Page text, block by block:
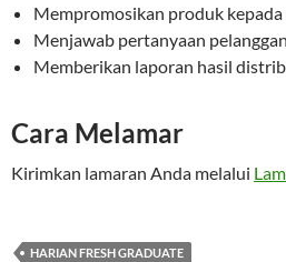
Mempromosikan produk kepada
Menjawab pertanyaan
Memberikan laporan hasil
Cara Melamar
Kirimkan lamaran Anda melalui
HARIAN FRESH GRADUATE